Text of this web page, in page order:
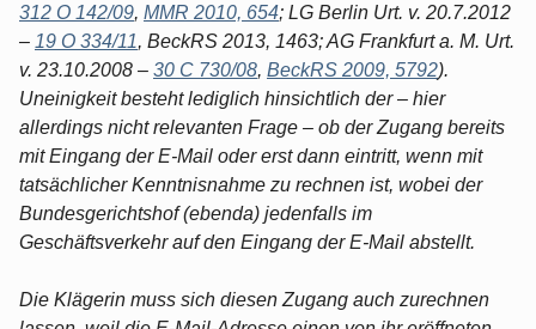
312 O 142/09, MMR 2010, 654; LG Berlin Urt. v. 20.7.2012
– 19 O 334/11, BeckRS 2013, 1463; AG Frankfurt a. M. Urt.
v. 23.10.2008 – 30 C 730/08, BeckRS 2009, 5792).
Uneinigkeit besteht lediglich hinsichtlich der – hier
allerdings nicht relevanten Frage – ob der Zugang bereits
mit Eingang der E-Mail oder erst dann eintritt, wenn mit
tatsächlicher Kenntnisnahme zu rechnen ist, wobei der
Bundesgerichtshof (ebenda) jedenfalls im
Geschäftsverkehr auf den Eingang der E-Mail abstellt.
Die Klägerin muss sich diesen Zugang auch zurechnen